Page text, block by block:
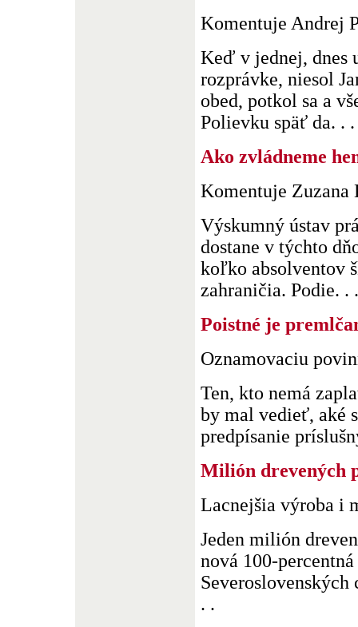
Komentuje Andrej
Keď v jednej, dnes
rozprávke, niesol
obed, potkol sa a
Polievku späť da. . .
Ako zvládneme
Komentuje Zuzana
Výskumný ústav
dostane v týchto
koľko absolventov
zahraničia. Podie. . .
Poistné je
Oznamovaciu
Ten, kto nemá
by mal vedieť, aké
predpísanie
Milión drevených
Lacnejšia výroba i
Jeden milión
nová 100-
. .